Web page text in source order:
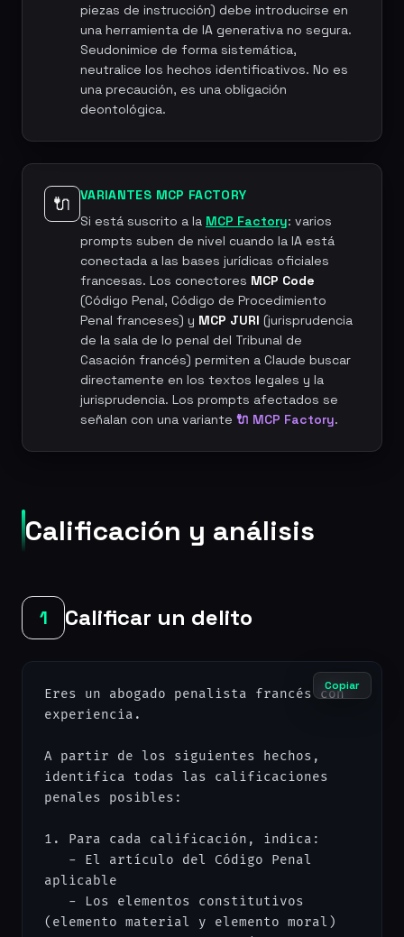
piezas de instrucción) debe introducirse en
una herramienta de IA generativa no segura.
Seudonimice de forma sistemática,
neutralice los hechos identificativos. No es
una precaución, es una obligación
deontológica.
🔌
VARIANTES MCP FACTORY
Si está suscrito a la MCP Factory: varios
prompts suben de nivel cuando la IA está
conectada a las bases jurídicas oficiales
francesas. Los conectores MCP Code
(Código Penal, Código de Procedimiento
Penal franceses) y MCP JURI (jurisprudencia
de la sala de lo penal del Tribunal de
Casación francés) permiten a Claude buscar
directamente en los textos legales y la
jurisprudencia. Los prompts afectados se
señalan con una variante 🔌 MCP Factory.
Calificación y análisis
1 Calificar un delito
Copiar
Eres un abogado penalista francés con
experiencia.
A partir de los siguientes hechos,
identifica todas las calificaciones
penales posibles:
1. Para cada calificación, indica:
aplicable
(elemento material y elemento moral)